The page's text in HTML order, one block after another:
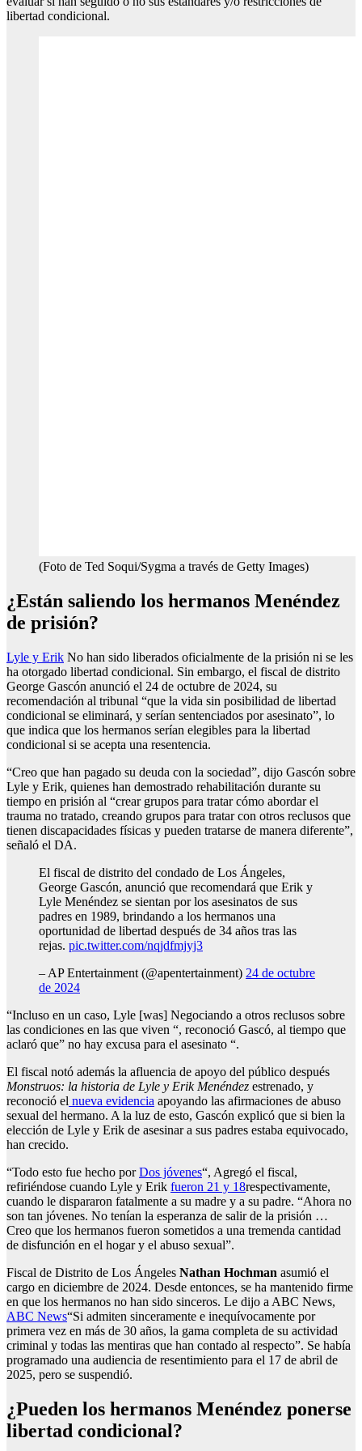
libertad condicional.
(Foto de Ted Soqui/Sygma a través de Getty Images)
¿Están saliendo los hermanos Menéndez
de prisión?
Lyle y Erik No han sido liberados oficialmente de la prisión ni se les
ha otorgado libertad condicional. Sin embargo, el fiscal de distrito
George Gascón anunció el 24 de octubre de 2024, su
recomendación al tribunal “que la vida sin posibilidad de libertad
condicional se eliminará, y serían sentenciados por asesinato”, lo
que indica que los hermanos serían elegibles para la libertad
condicional si se acepta una resentencia.
“Creo que han pagado su deuda con la sociedad”, dijo Gascón sobre
Lyle y Erik, quienes han demostrado rehabilitación durante su
tiempo en prisión al “crear grupos para tratar cómo abordar el
trauma no tratado, creando grupos para tratar con otros reclusos que
tienen discapacidades físicas y pueden tratarse de manera diferente”,
señaló el DA.
El fiscal de distrito del condado de Los Ángeles,
George Gascón, anunció que recomendará que Erik y
Lyle Menéndez se sientan por los asesinatos de sus
padres en 1989, brindando a los hermanos una
oportunidad de libertad después de 34 años tras las
rejas. pic.twitter.com/nqjdfmjyj3
– AP Entertainment (@apentertainment) 24 de octubre
de 2024
“Incluso en un caso, Lyle [was] Negociando a otros reclusos sobre
las condiciones en las que viven “, reconoció Gascó, al tiempo que
aclaró que” no hay excusa para el asesinato “.
El fiscal notó además la afluencia de apoyo del público después
Monstruos: la historia de Lyle y Erik Menéndez estrenado, y
reconoció el nueva evidencia apoyando las afirmaciones de abuso
sexual del hermano. A la luz de esto, Gascón explicó que si bien la
elección de Lyle y Erik de asesinar a sus padres estaba equivocado,
han crecido.
“Todo esto fue hecho porDos jóvenes“, Agregó el fiscal,
refiriéndose cuando Lyle y Erik fueron 21 y 18respectivamente,
cuando le dispararon fatalmente a su madre y a su padre. “Ahora no
son tan jóvenes. No tenían la esperanza de salir de la prisión …
Creo que los hermanos fueron sometidos a una tremenda cantidad
de disfunción en el hogar y el abuso sexual”.
Fiscal de Distrito de Los Ángeles Nathan Hochman asumió el
cargo en diciembre de 2024. Desde entonces, se ha mantenido firme
en que los hermanos no han sido sinceros. Le dijo a ABC News,
ABC News“Si admiten sinceramente e inequívocamente por
primera vez en más de 30 años, la gama completa de su actividad
criminal y todas las mentiras que han contado al respecto”. Se había
programado una audiencia de resentimiento para el 17 de abril de
2025, pero se suspendió.
¿Pueden los hermanos Menéndez ponerse
libertad condicional?